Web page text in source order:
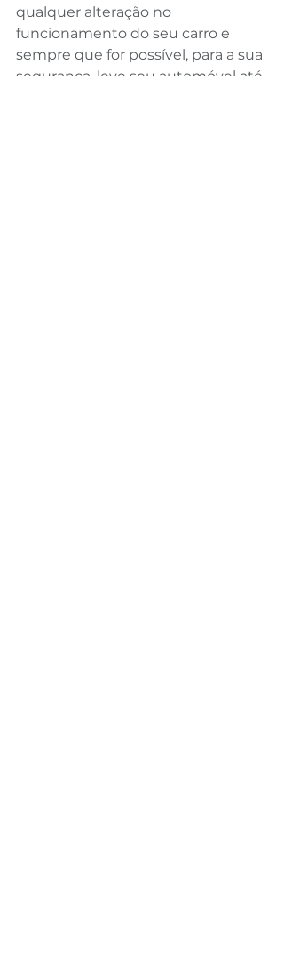
qualquer alteração no
funcionamento do seu carro e
sempre que for possível, para a sua
segurança, leve seu automóvel até